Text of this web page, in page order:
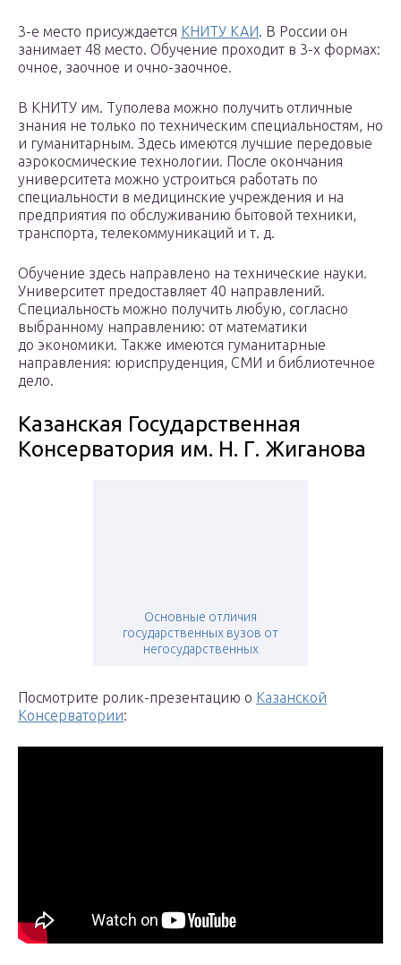
3-е место присуждается КНИТУ КАИ. В России он
занимает 48 место. Обучение проходит в 3-х формах:
очное, заочное и очно-заочное.
В КНИТУ им. Туполева можно получить отличные
знания не только по техническим специальностям, но
и гуманитарным. Здесь имеются лучшие передовые
аэрокосмические технологии. После окончания
университета можно устроиться работать по
специальности в медицинские учреждения и на
предприятия по обслуживанию бытовой техники,
транспорта, телекоммуникаций и т. д.
Обучение здесь направлено на технические науки.
Университет предоставляет 40 направлений.
Специальность можно получить любую, согласно
выбранному направлению: от математики
до экономики. Также имеются гуманитарные
направления: юриспруденция, СМИ и библиотечное
дело.
Казанская Государственная
Консерватория им. Н. Г. Жиганова
Основные отличия
государственных вузов от
негосударственных
Посмотрите ролик-презентацию о Казанской
Консерватории: